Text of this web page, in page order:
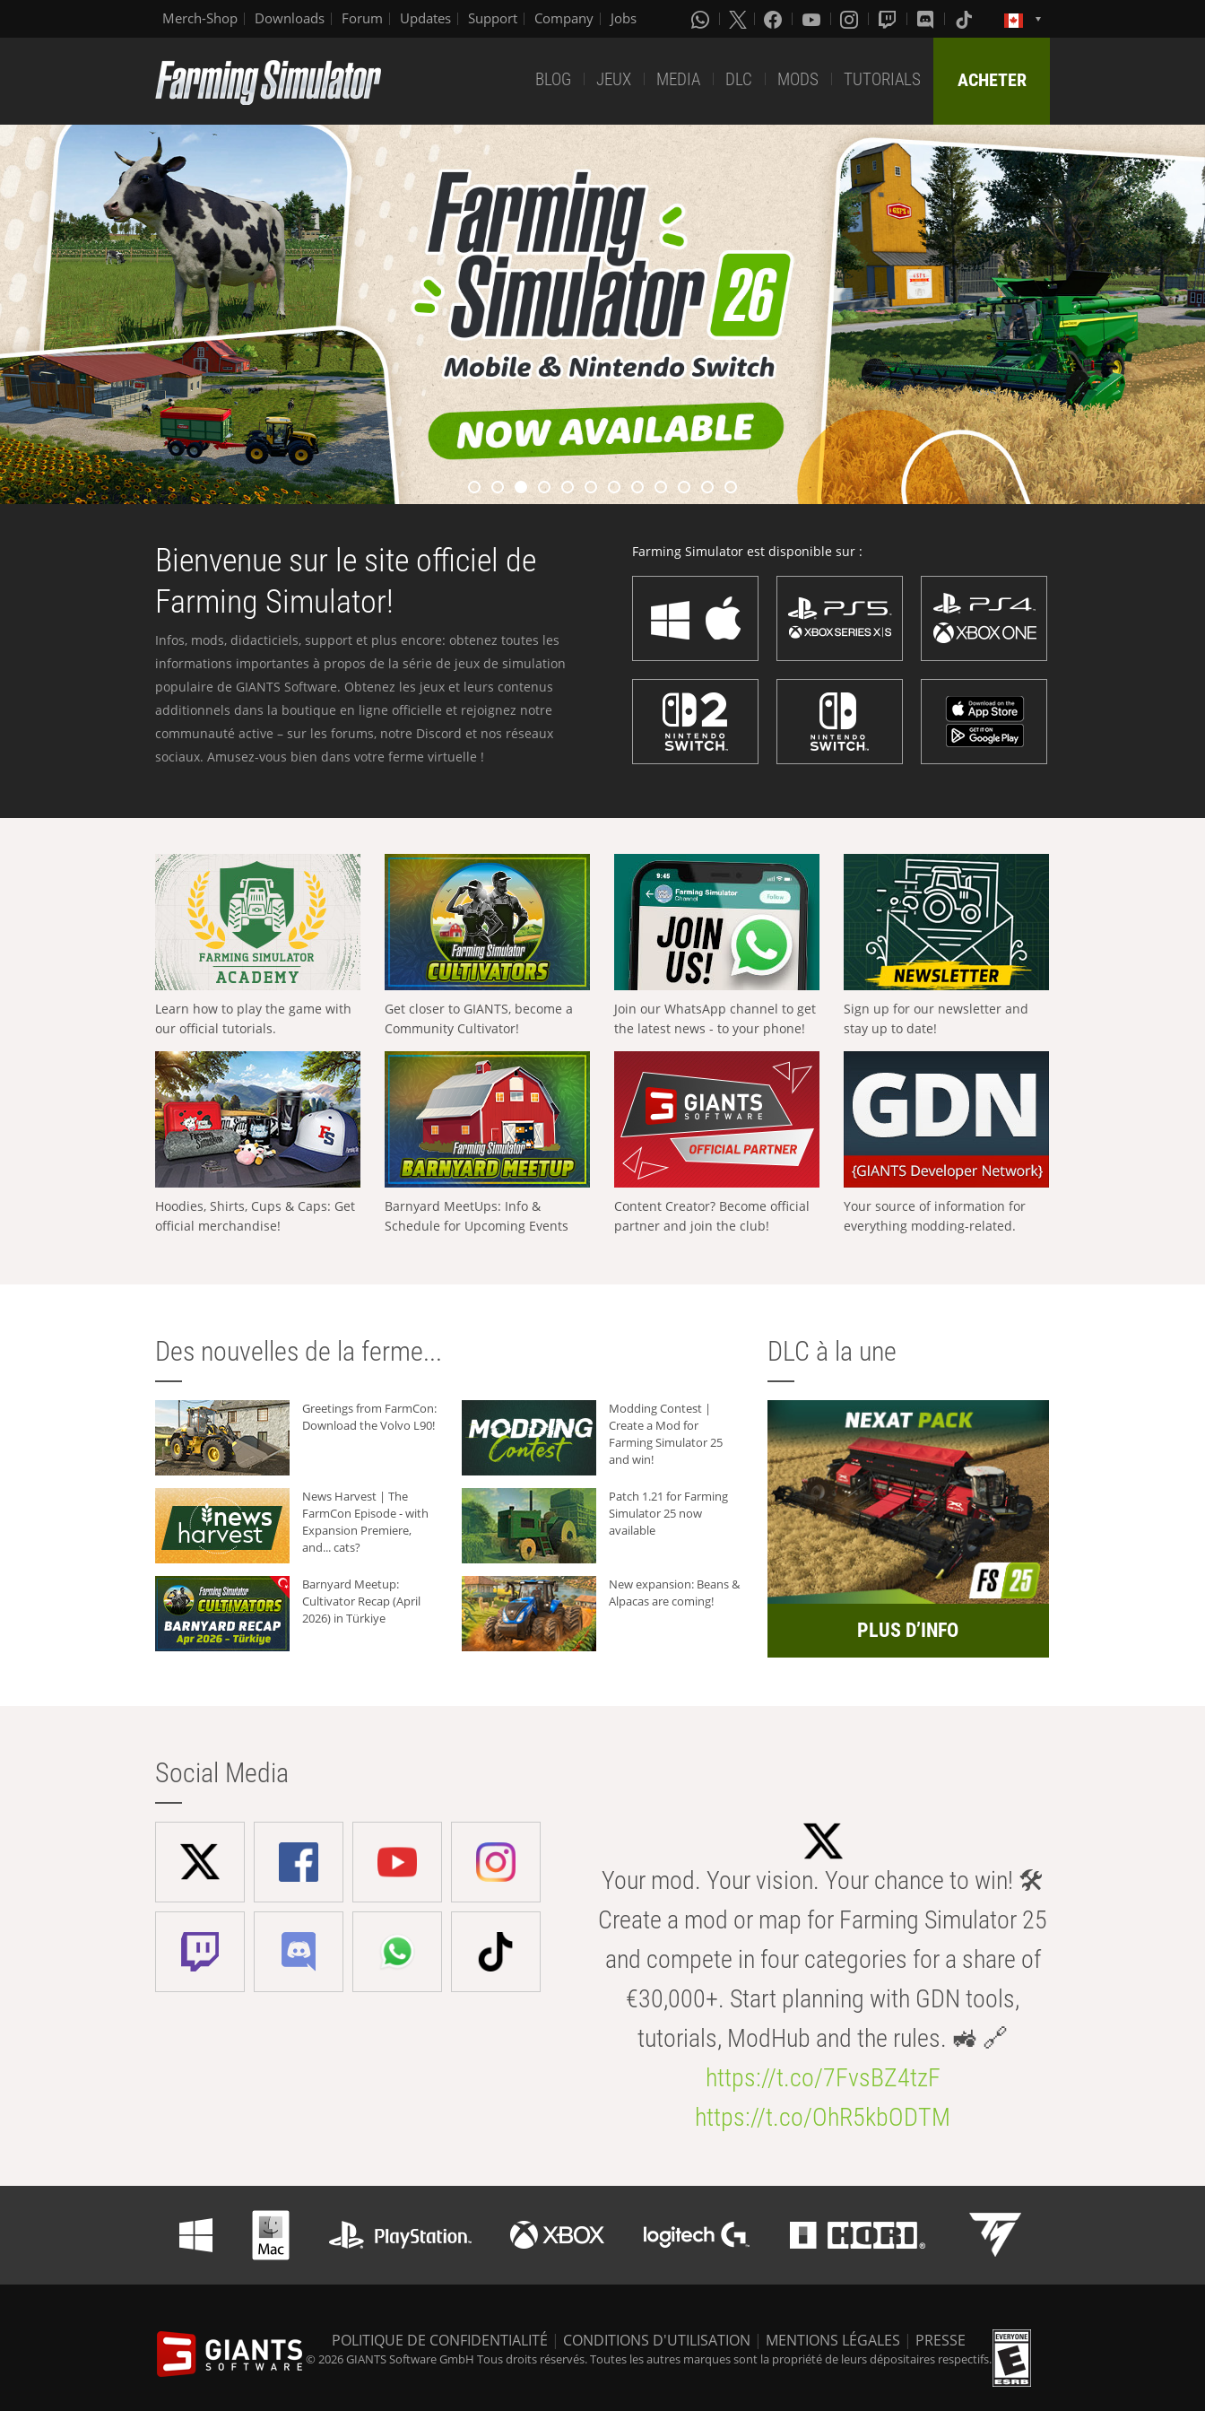
Merch-Shop Downloads Forum Updates Support Company Jobs
BLOG JEUX MEDIA DLC MODS TUTORIALS ACHETER
Bienvenue sur le site officiel de
Farming Simulator!
Infos, mods, didacticiels, support et plus encore: obtenez toutes les
informations importantes à propos de la série de jeux de simulation
populaire de GIANTS Software. Obtenez les jeux et leurs contenus
additionnels dans la boutique en ligne officielle et rejoignez notre
communauté active – sur les forums, notre Discord et nos réseaux
sociaux. Amusez-vous bien dans votre ferme virtuelle !
Farming Simulator est disponible sur :
Learn how to play the game with
our official tutorials.
Get closer to GIANTS, become a
Community Cultivator!
Join our WhatsApp channel to get
the latest news - to your phone!
Sign up for our newsletter and
stay up to date!
Hoodies, Shirts, Cups & Caps: Get
official merchandise!
Barnyard MeetUps: Info &
Schedule for Upcoming Events
Content Creator? Become official
partner and join the club!
Your source of information for
everything modding-related.
Des nouvelles de la ferme...
Greetings from FarmCon:
Download the Volvo L90!
Modding Contest |
Create a Mod for
Farming Simulator 25
and win!
News Harvest | The
FarmCon Episode - with
Expansion Premiere,
and... cats?
Patch 1.21 for Farming
Simulator 25 now
available
Barnyard Meetup:
Cultivator Recap (April
2026) in Türkiye
New expansion: Beans &
Alpacas are coming!
DLC à la une
PLUS D’INFO
Social Media
Your mod. Your vision. Your chance to win! 🛠️
Create a mod or map for Farming Simulator 25
and compete in four categories for a share of
€30,000+. Start planning with GDN tools,
tutorials, ModHub and the rules. 🚜 🔗
https://t.co/7FvsBZ4tzF
https://t.co/OhR5kbODTM
POLITIQUE DE CONFIDENTIALITÉ | CONDITIONS D'UTILISATION | MENTIONS LÉGALES | PRESSE
© 2026 GIANTS Software GmbH Tous droits réservés. Toutes les autres marques sont la propriété de leurs dépositaires respectifs.